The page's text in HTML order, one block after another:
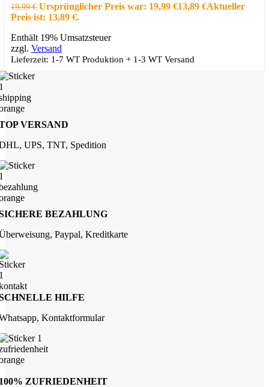
19,99€ Ursprünglicher Preis war: 19,99 €13,89 €Aktueller
Preis ist: 13,89 €.
Enthält 19% Umsatzsteuer
zzgl. Versand
Lieferzeit: 1-7 WT Produktion + 1-3 WT Versand
VERSAND
UPS, TNT, Spedition
BEZAHLUNG
Paypal, Kreditkarte
HILFE
Kontaktformular
ZUFRIEDENHEIT